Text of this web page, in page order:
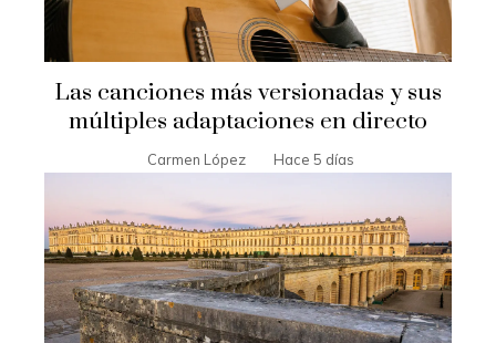
Las canciones más versionadas y sus
múltiples adaptaciones en directo
Carmen López Hace 5 días